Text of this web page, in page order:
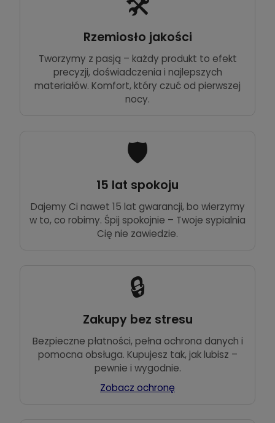
Rzemiosło jakości
Tworzymy z pasją – każdy produkt to efekt
precyzji, doświadczenia i najlepszych
materiałów. Komfort, który czuć od pierwszej
nocy.
🛡️
15 lat spokoju
Dajemy Ci nawet 15 lat gwarancji, bo wierzymy
w to, co robimy. Śpij spokojnie – Twoje sypialnia
Cię nie zawiedzie.
🔒
Zakupy bez stresu
Bezpieczne płatności, pełna ochrona danych i
pomocna obsługa. Kupujesz tak, jak lubisz –
pewnie i wygodnie.
Zobacz ochronę